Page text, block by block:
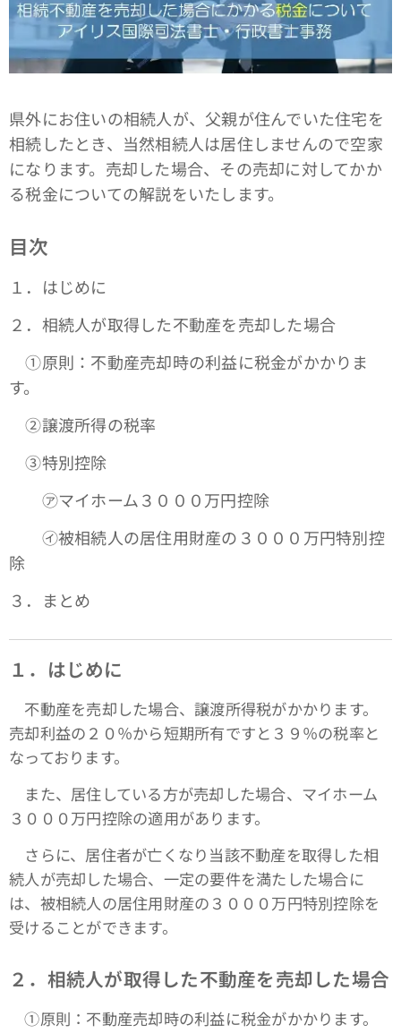
県外にお住いの相続人が、父親が住んでいた住宅を
相続したとき、当然相続人は居住しませんので空家
になります。売却した場合、その売却に対してかか
る税金についての解説をいたします。
目次
１．はじめに
２．相続人が取得した不動産を売却した場合
①原則：不動産売却時の利益に税金がかかりま
す。
➁譲渡所得の税率
③特別控除
㋐マイホーム３０００万円控除
㋑被相続人の居住用財産の３０００万円特別控
除
３．まとめ
１．はじめに
不動産を売却した場合、譲渡所得税がかかります。
売却利益の２０％から短期所有ですと３９％の税率と
なっております。
また、居住している方が売却した場合、マイホーム
３０００万円控除の適用があります。
さらに、居住者が亡くなり当該不動産を取得した相
続人が売却した場合、一定の要件を満たした場合に
は、被相続人の居住用財産の３０００万円特別控除を
受けることができます。
２．相続人が取得した不動産を売却した場合
①原則：不動産売却時の利益に税金がかかります。